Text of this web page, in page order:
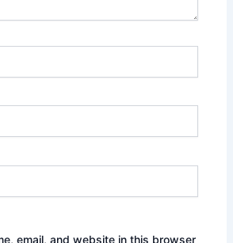
email, and website in this browser